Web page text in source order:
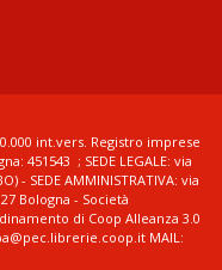
int.vers. Registro imprese
451543 ; SEDE LEGALE: via
- SEDE AMMINISTRATIVA: via
Bologna - Società
di Coop Alleanza 3.0
MAIL: